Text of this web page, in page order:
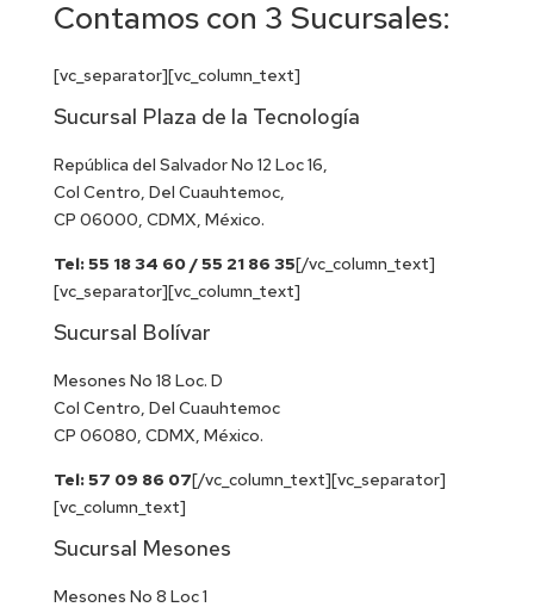
Contamos con 3 Sucursales:
[vc_separator][vc_column_text]
Sucursal Plaza de la Tecnología
República del Salvador No 12 Loc 16,
Col Centro, Del Cuauhtemoc,
CP 06000, CDMX, México.
Tel: 55 18 34 60 / 55 21 86 35[/vc_column_text]
[vc_separator][vc_column_text]
Sucursal Bolívar
Mesones No 18 Loc. D
Col Centro, Del Cuauhtemoc
CP 06080, CDMX, México.
Tel: 57 09 86 07[/vc_column_text][vc_separator]
[vc_column_text]
Sucursal Mesones
Mesones No 8 Loc 1